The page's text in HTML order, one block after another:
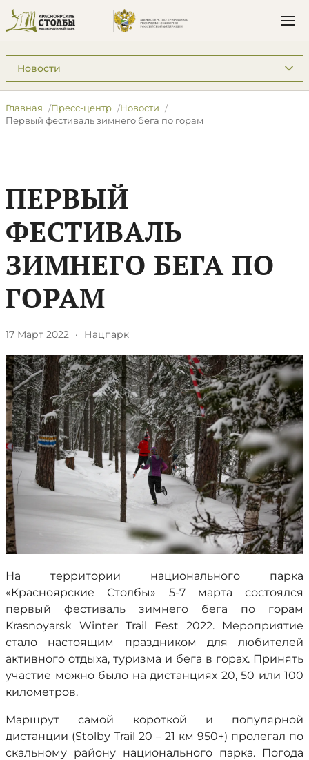
Подразделы: Пресс-центр
Главная Пресс-центр
Новости
Первый фестиваль зимнего бега по горам
ПЕРВЫЙ
ФЕСТИВАЛЬ
ЗИМНЕГО БЕГА ПО
ГОРАМ
17 Март 2022 · Нацпарк
На территории национального парка
«Красноярские Столбы» 5-7 марта состоялся
первый фестиваль зимнего бега по горам
Krasnoyarsk Winter Trail Fest 2022. Мероприятие
стало настоящим праздником для любителей
активного отдыха, туризма и бега в горах. Принять
участие можно было на дистанциях 20, 50 или 100
километров.
Маршрут самой короткой и популярной
дистанции (Stolby Trail 20 – 21 км 950+) пролегал по
скальному району национального парка. Погода